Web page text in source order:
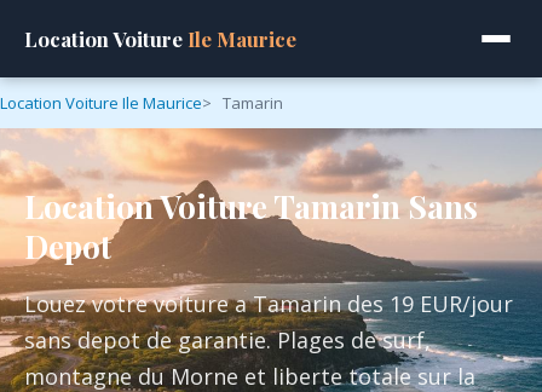
Location Voiture Ile Maurice
Location Voiture Ile Maurice Tamarin
Location Voiture Tamarin Sans
Depot
Louez votre voiture a Tamarin des 19 EUR/jour
sans depot de garantie. Plages de surf,
montagne du Morne et liberte totale sur la